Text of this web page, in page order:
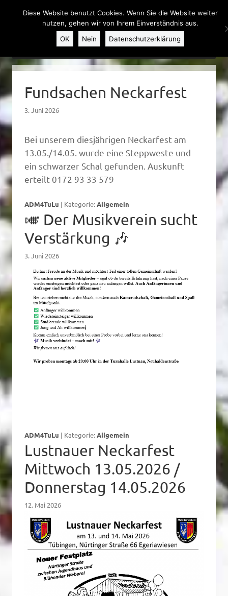
Weiter zum Inhalt
MENU
Fundsachen Neckarfest
3. Juni 2026
Bei unserem diesjährigen Neckarfest am
13.05./14.05. wurde eine Steppweste und
ein schwarzer Schal gefunden. Auskunft
erteilt 0172 93 33 579
ADM4TuLu | Kategorie:Allgemein
🎺 Der Musikverein sucht
Verstärkung 🎶
3. Juni 2026
ADM4TuLu | Kategorie:Allgemein
Lustnauer Neckarfest
Mittwoch 13.05.2026 /
Donnerstag 14.05.2026
12. Mai 2026
Diese Website benutzt Cookies. Wenn Sie die Website weiter
nutzen, gehen wir von Ihrem Einverständnis aus.
OK
Nein Datenschutzerklärung